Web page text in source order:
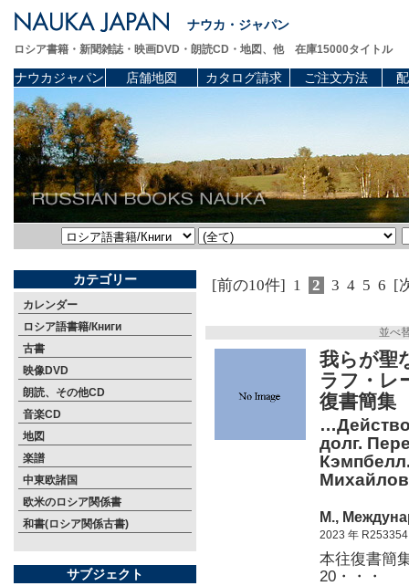
ナウカ・ジャパン
ロシア書籍・新聞雑誌・映画DVD・朗読CD・地図、他 在庫15000タイトル
ナウカジャパン 店舗地図 カタログ請求 ご注文方法
カテゴリー
カレンダー
ロシア語書籍/Книги
古書
映像DVD
朗読、その他CD
音楽CD
地図
楽譜
中東欧諸国
欧米のロシア関係書
和書(ロシア関係古書)
サブジェクト
[前の10件] 1 2 3 4 5 6 [
並べ
我らが聖
ラフ・レ
復書簡
долг.
М.,
2023 年 R253354
本往復書簡
20・・・